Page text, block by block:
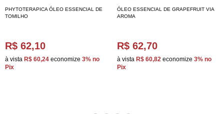
PHYTOTERAPICA ÓLEO ESSENCIAL DE
TOMILHO
R$ 62,10
à vista R$ 60,24 economize 3% no
Pix
ÓLEO ESSENCIAL DE GRAPEFRUIT VIA
AROMA
R$ 62,70
à vista R$ 60,82 economize 3% no
Pix